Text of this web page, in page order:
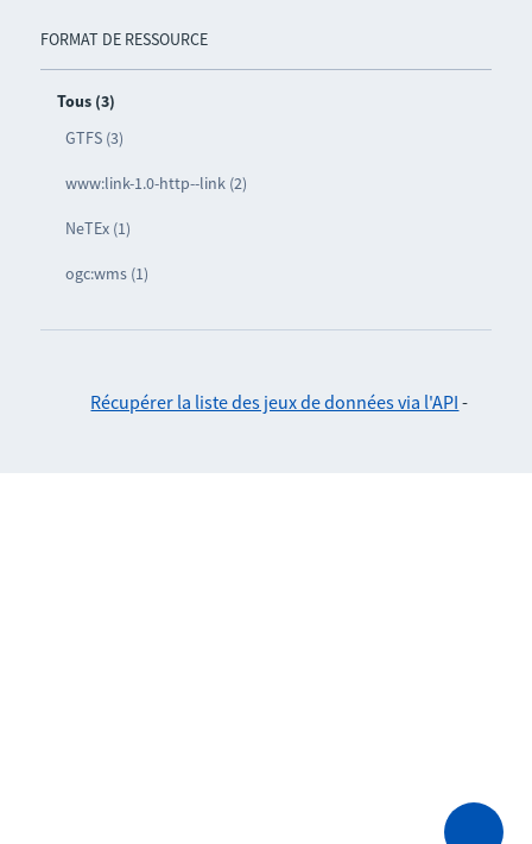
FORMAT DE RESSOURCE
Tous (3)
GTFS (3)
www:link-1.0-http--link (2)
NeTEx (1)
ogc:wms (1)
Récupérer la liste des jeux de données via l'API -